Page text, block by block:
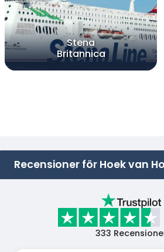
Stena
Britannica
Recensioner för Hoek van
333